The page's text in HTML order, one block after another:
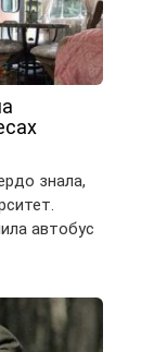
знала,
автобус